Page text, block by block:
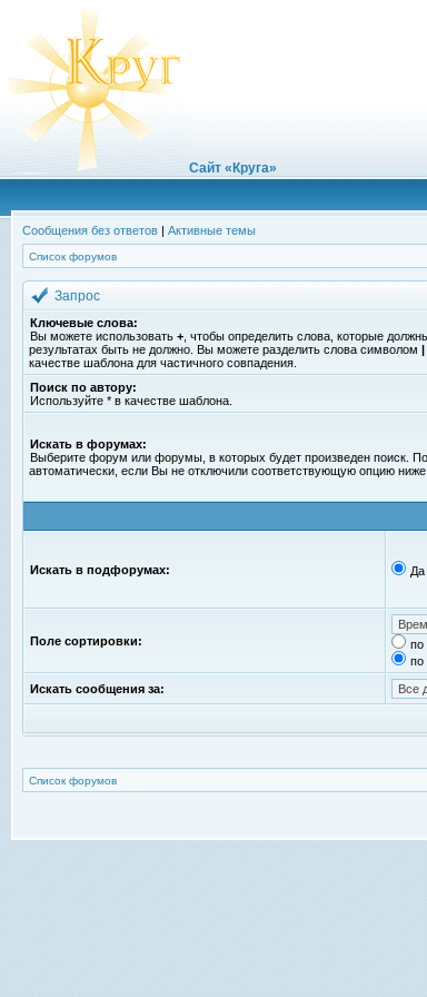
Сайт «Круга»
Сообщения без ответов | Активные темы
Список форумов
Запрос
Ключевые слова:
Вы можете использовать + , чтобы определить слова, которые
результатах быть не должно. Вы можете разделить слова символом |
качестве шаблона для частичного совпадения.
Поиск по автору:
Используйте * в качестве шаблона.
Искать в форумах:
Выберите форум или форумы, в которых будет произведен поиск.
автоматически, если Вы не отключили соответствующую опцию ниже.
Искать в подфорумах: Да
Поле сортировки:
по
по
Искать сообщения за:
Список форумов